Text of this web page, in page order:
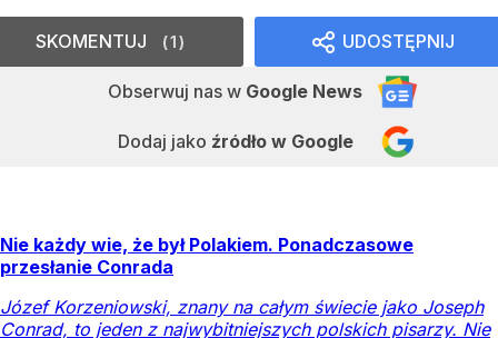
UDOSTĘPNIJ
Obserwuj nas w Google News
Dodaj jako źródło w Google
SKOMENTUJ 1
Nie każdy wie, że był Polakiem. Ponadczasowe
przesłanie Conrada
Józef Korzeniowski, znany na całym świecie jako Joseph
Conrad, to jeden z najwybitniejszych polskich pisarzy. Nie